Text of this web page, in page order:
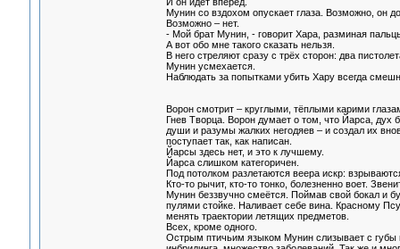
Мунин со вздохом опускает глаза. Возможно, он
Возможно – нет.
- Мой брат Мунин, - говорит Хара, разминая
А вот обо мне такого сказать нельзя.
В него стреляют сразу с трёх сторон: два
Мунин усмехается.
Наблюдать за попытками убить Хару всегда
Ворон смотрит – круглыми, тёплыми карими
Гнев Творца. Ворон думает о том, что Йарса, дух
души и разумы жалких негодяев – и создал их
поступает так, как написан.
Йарсы здесь нет, и это к лучшему.
Йарса слишком категоричен.
Под потолком разлетаются веера искр:
Кто-то рычит, кто-то тонко, болезненно воет.
Мунин беззвучно смеётся. Поймав свой бокал и
пулями стойке. Наливает себе вина. Красному
менять траектории летящих предметов.
Всех, кроме одного.
Острым птичьим языком Мунин слизывает с губы